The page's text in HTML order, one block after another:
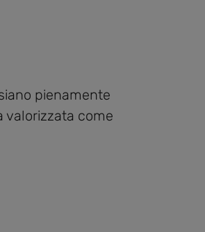
pienamente
valorizzata come